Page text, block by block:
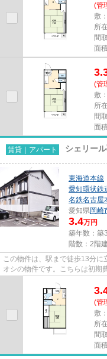
(管
敷
所
間
面
(管
敷
所
間
面
賃貸｜アパート シェリー
東海道本線
愛知環状鉄
名鉄名古屋
愛知県岡崎
3.4万円
築年数：築
階数：2階建
この物件は、駅まで徒歩13分に
オシの物件です。こちらは初期
(管
敷
所
間
面